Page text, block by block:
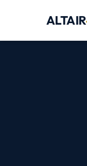
ALTAIR